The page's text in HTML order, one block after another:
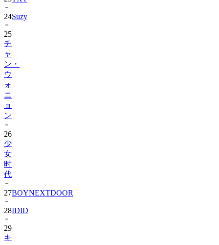
24Suzy
25
チ
ャ
ン・
ウ
ォ
ニ
ョ
ン
26
少
女
时
代
27BOYNEXTDOOR
28IDID
29
キ